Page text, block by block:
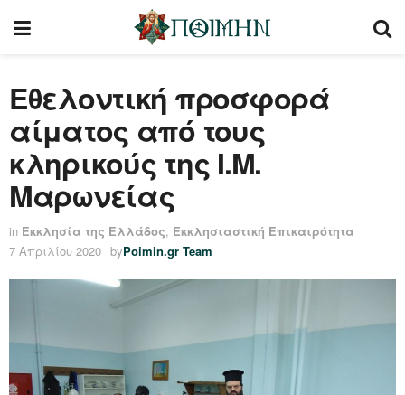
Εθελοντική προσφορά
αίματος από τους
κληρικούς της Ι.Μ.
Μαρωνείας
in Εκκλησία της Ελλάδος, Εκκλησιαστική Επικαιρότητα
7 Απριλίου 2020 byPoimin.gr Team